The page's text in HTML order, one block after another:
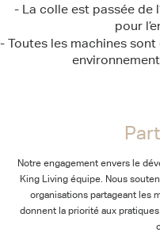
- La colle est passée de
pour
- Toutes les machines
Notre engagement envers le
King Living équipe. Nous
organisations partageant les
donnent la priorité aux